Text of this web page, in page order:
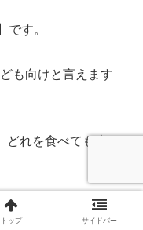
です。
も向けと言えます
れを食べても大きく
トップ サイドバー